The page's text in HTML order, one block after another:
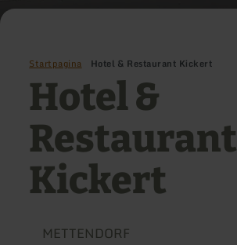
Startpagina Hotel & Restaurant Kickert
Hotel &
Restaurant
Kickert
METTENDORF